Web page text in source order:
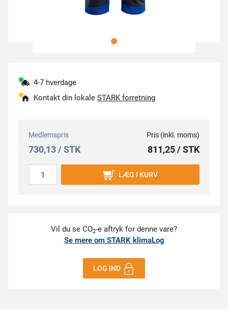
4-7 hverdage
Kontakt din lokale STARK forretning
Medlemspris
730,13 / STK
Pris (inkl. moms)
811,25 / STK
LÆG I KURV
Vil du se CO2-e aftryk for denne vare?
Se mere om STARK klimaLog
LOG IND